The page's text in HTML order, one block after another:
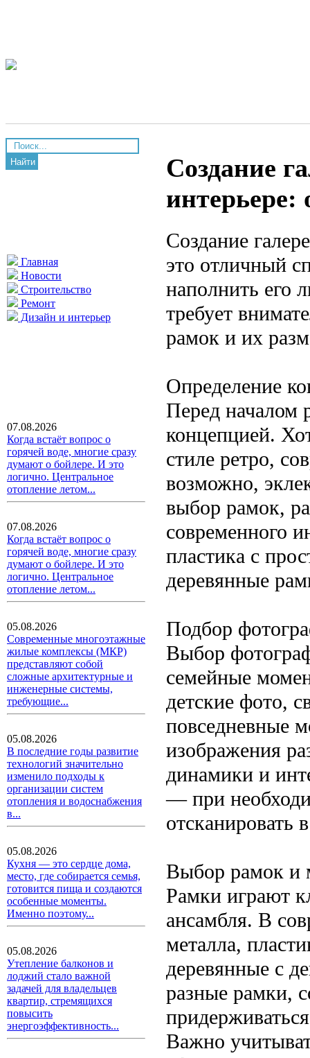
Найти
Главная
Новости
Строительство
Ремонт
Дизайн и интерьер
07.08.2026
Когда встаёт вопрос о
горячей воде, многие сразу
думают о бойлере. И это
логично. Центральное
отопление летом...
07.08.2026
Когда встаёт вопрос о
горячей воде, многие сразу
думают о бойлере. И это
логично. Центральное
отопление летом...
05.08.2026
Современные многоэтажные
жилые комплексы (МКР)
представляют собой
сложные архитектурные и
инженерные системы,
требующие...
05.08.2026
В последние годы развитие
технологий значительно
изменило подходы к
организации систем
отопления и водоснабжения
в...
05.08.2026
Кухня — это сердце дома,
место, где собирается семья,
готовится пища и создаются
особенные моменты.
Именно поэтому...
05.08.2026
Утепление балконов и
лоджий стало важной
задачей для владельцев
квартир, стремящихся
повысить
энергоэффективность...
Создание
интерьере:
Создание
это отличный
наполнить его
требует
рамок и их
Определение
Перед началом
концепцией.
стиле ретро,
возможно,
выбор рамок,
современного
пластика с
деревянные
Подбор
Выбор
семейные
детские фото,
повседневные
изображения
динамики и
— при
отсканировать
Выбор рамок и
Рамки играют
ансамбля. В
металла,
деревянные с
разные рамки,
Важно